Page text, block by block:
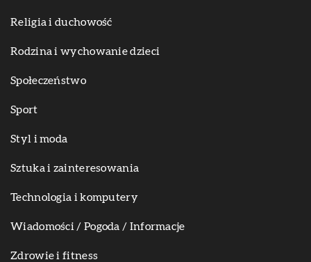
Religia i duchowość
Rodzina i wychowanie dzieci
Społeczeństwo
Sport
Styl i moda
Sztuka i zainteresowania
Technologia i komputery
Wiadomości / Pogoda / Informacje
Zdrowie i fitness